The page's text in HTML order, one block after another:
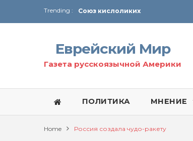
Trending :
Соглашение США с Ираном
Технология Революции в Иране
От Ирана до Ливана и Газы
Еврейский Мир
Газета русскоязычной Америки
ПОЛИТИКА МНЕНИЕ
Home Россия создала чудо-ракету